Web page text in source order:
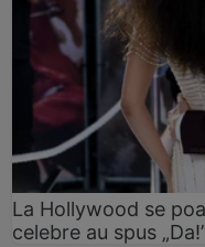
La Hollywood se
celebre au spus